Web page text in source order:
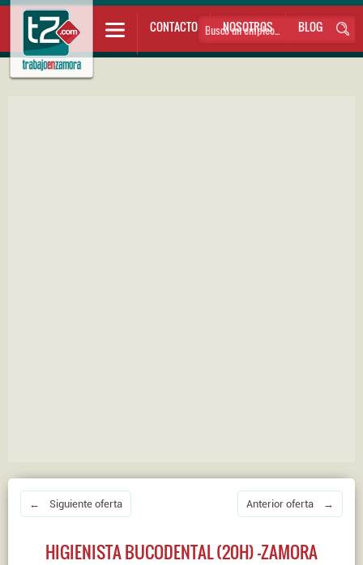
CONTACTO NOSOTROS BLOG
← Siguiente oferta Anterior oferta →
HIGIENISTA BUCODENTAL (20H) -ZAMORA